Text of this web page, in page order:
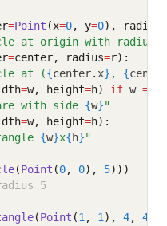
=Point (x=0, y=0), radius
at origin with radius
=center, radius=r):
at ({center. x} , {center
=w, height=h) if w ==
with side {w}"
=w, height=h):
{w}x{h}"
(Point (0, 0), 5)))
5
(Point (1 , 1 ), 4, 4